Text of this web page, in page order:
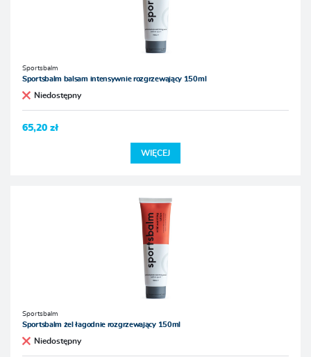
Sportsbalm
Sportsbalm balsam intensywnie rozgrzewający 150ml
Niedostępny
65,20 zł
WIĘCEJ
Sportsbalm
Sportsbalm żel łagodnie rozgrzewający 150ml
Niedostępny